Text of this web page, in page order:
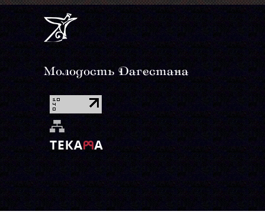
Молодость Дагестана